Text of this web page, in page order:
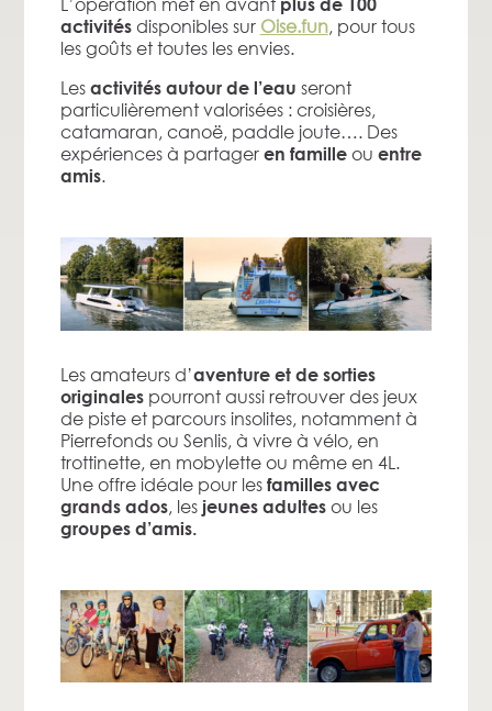
activitésdisponibles sur Oise.fun, pour tous
les goûts et toutes les envies.
Les activités autour de l’eau seront
particulièrement valorisées : croisières,
catamaran, canoë, paddle joute…. Des
expériences à partager en familleou entre
amis.
Les amateurs d’aventure et de sorties
originalespourront aussi retrouver des jeux
de piste et parcours insolites, notamment à
Pierrefonds ou Senlis, à vivre à vélo, en
trottinette, en mobylette ou même en 4L.
Une offre idéale pour les familles avec
grands ados, les jeunes adultesou les
groupes d’amis.